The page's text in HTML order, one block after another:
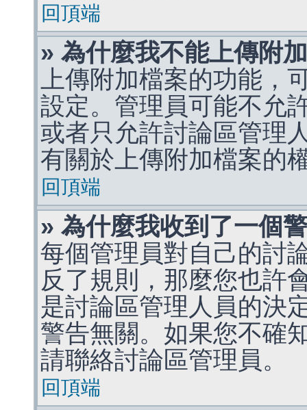
回頂端
» 為什麼我不能上傳附
上傳附加檔案的功能，
設定。管理員可能不允
或者只允許討論區管理
有關於上傳附加檔案的
回頂端
» 為什麼我收到了一個
每個管理員對自己的討
反了規則，那麼您也許
是討論區管理人員的決
警告無關。如果您不確
請聯絡討論區管理員。
回頂端